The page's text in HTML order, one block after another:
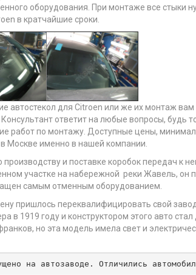
оборудования. При монтаже все стыки
в кратчайшие сроки.
автостекол для Citroen или же их монтаж
ответит на любые вопросы, будь
работ по монтажу. Доступные цены,
Москве именно в нашей компании.
и поставке коробок передач к
участке на набережной реки Жавель, он
самым отменным оборудованием.
пришлось переквалифицировать свой
1919 году и конструктором этого авто
но эта модель имела свет и
на автозаводе. Отличились